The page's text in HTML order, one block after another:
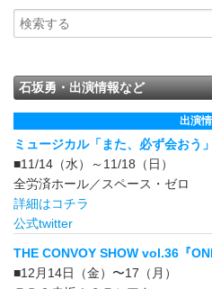
石坂勇・出演情報など
出演
ミュージカル「また、必ず会おう
■11/14（水）～11/18（日）
全労済ホール／スペース・ゼロ
詳細はコチラ
公式twitter
THE CONVOY SHOW vol.36『
■12月14日（金）〜17（月）